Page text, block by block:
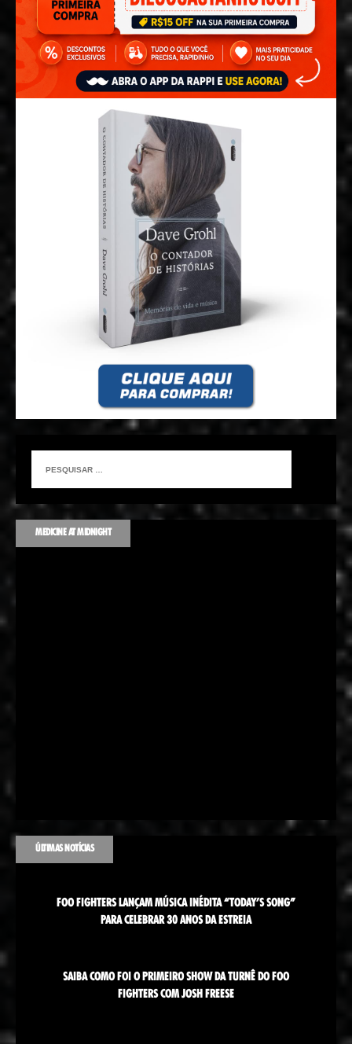
MEDICINE AT MIDNIGHT
ÚLTIMAS NOTÍCIAS
FOO FIGHTERS LANÇAM MÚSICA INÉDITA “TODAY’S SONG”
PARA CELEBRAR 30 ANOS DA ESTREIA
SAIBA COMO FOI O PRIMEIRO SHOW DA TURNÊ DO FOO
FIGHTERS COM JOSH FREESE